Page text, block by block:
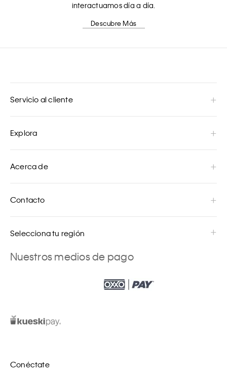
interactuamos día a día.
Descubre Más
Servicio al cliente
Explora
Acerca de
Contacto
Selecciona tu región
Nuestros medios de pago
Conéctate